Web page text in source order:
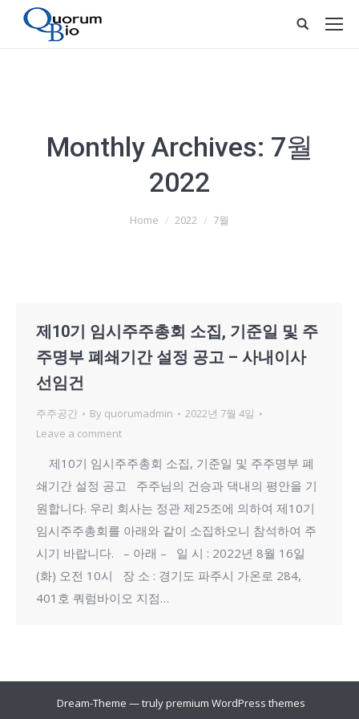
Monthly Archives: 7월
2022
Home 2022 7월
제10기 임시주주총회 소집, 기준일 및 주
주명부 폐쇄기간 설정 공고 – 사내이사
선임건
주주공간 By quorumadmin
2022년 7월 4일
Leave a comment
제10기 임시주주총회 소집, 기준일 및 주주명부 폐
쇄기간 설정 공고 주주님의 건승과 댁내의 평안을 기
원합니다. 우리 회사는 정관 제25조에 의하여 제10기
임시주주총회를 아래와 같이 소집하오니 참석하여 주
시기 바랍니다. – 아래 – 일 시 : 2022년 8월 16일
(화) 오전 10시 장 소 : 경기도 파주시 가온로 284,
401호 쿼럼바이오 지점…
Dream-Theme — trulypremium WordPress themes